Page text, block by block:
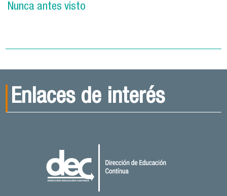
Nunca antes visto
Enlaces de interés